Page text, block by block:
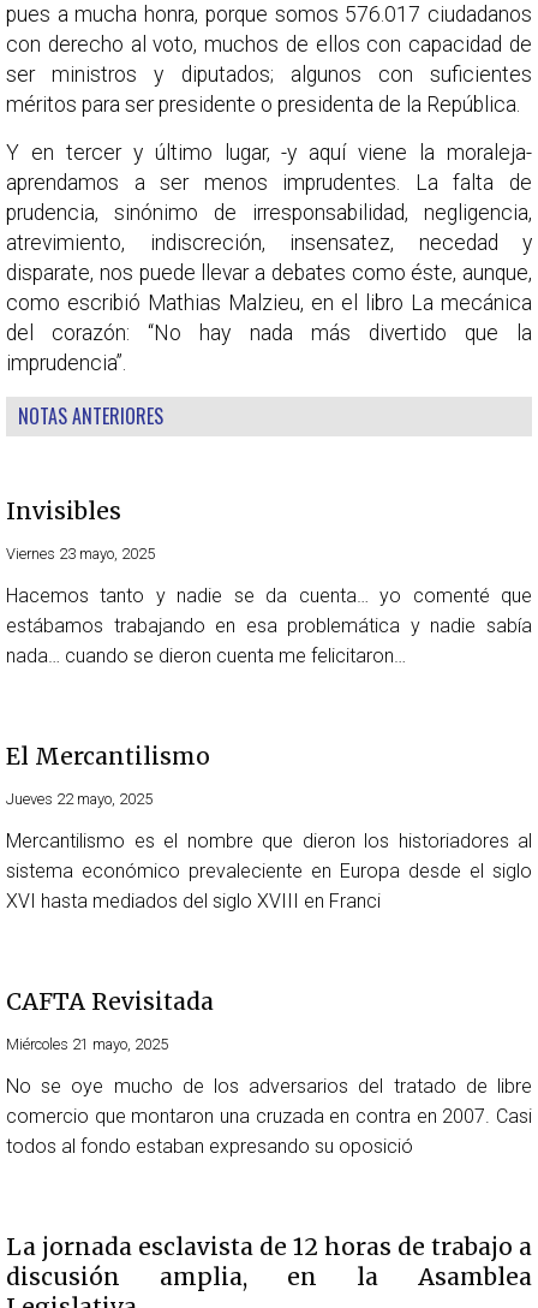
pues a mucha honra, porque somos 576.017 ciudadanos
con derecho al voto, muchos de ellos con capacidad de
ser ministros y diputados; algunos con suficientes
méritos para ser presidente o presidenta de la República.
Y en tercer y último lugar, -y aquí viene la moraleja-
aprendamos a ser menos imprudentes. La falta de
prudencia, sinónimo de irresponsabilidad, negligencia,
atrevimiento, indiscreción, insensatez, necedad y
disparate, nos puede llevar a debates como éste, aunque,
como escribió Mathias Malzieu, en el libro La mecánica
del corazón: “No hay nada más divertido que la
imprudencia”.
NOTAS ANTERIORES
Invisibles
Viernes 23 mayo, 2025
Hacemos tanto y nadie se da cuenta… yo comenté que
estábamos trabajando en esa problemática y nadie sabía
nada… cuando se dieron cuenta me felicitaron…
El Mercantilismo
Jueves 22 mayo, 2025
Mercantilismo es el nombre que dieron los historiadores al
sistema económico prevaleciente en Europa desde el siglo
XVI hasta mediados del siglo XVIII en Franci
CAFTA Revisitada
Miércoles 21 mayo, 2025
No se oye mucho de los adversarios del tratado de libre
comercio que montaron una cruzada en contra en 2007. Casi
todos al fondo estaban expresando su oposició
La jornada esclavista de 12 horas de trabajo a
discusión amplia, en la Asamblea